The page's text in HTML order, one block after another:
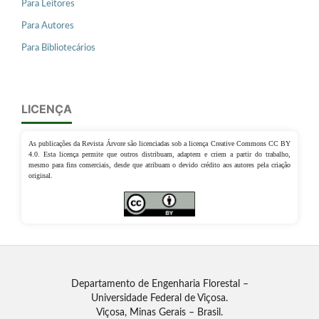
Para Leitores
Para Autores
Para Bibliotecários
LICENÇA
As publicações da Revista Árvore são licenciadas sob a licença Creative Commons CC BY
4.0. Esta licença permite que outros distribuam, adaptem e criem a partir do trabalho,
mesmo para fins comerciais, desde que atribuam o devido crédito aos autores pela criação
original.
Departamento de Engenharia Florestal –
Universidade Federal de Viçosa.
Viçosa, Minas Gerais – Brasil.